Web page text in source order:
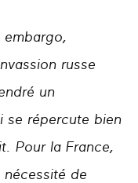
embargo,
russe
un
se répercute bien
Pour la France,
nécessité de